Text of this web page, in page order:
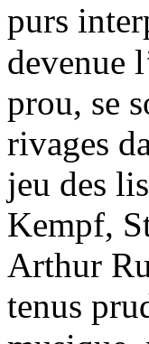
purs
devenue
prou, se
rivages
jeu des
Kempf,
Arthur
tenus